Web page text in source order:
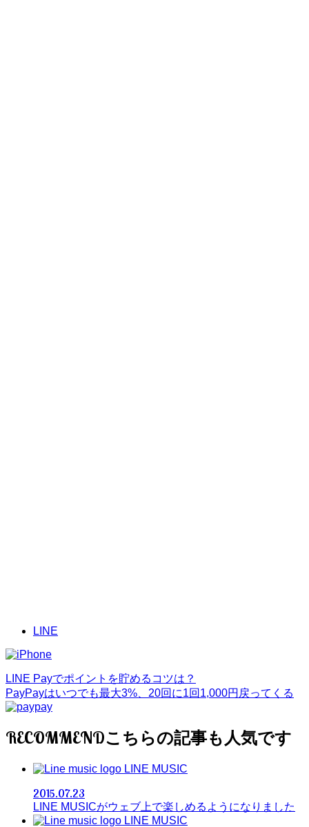
LINE
LINE Payでポイントを貯めるコツは？
PayPayはいつでも最大3%、20回に1回1,000円戻ってくる
RECOMMEND
LINE MUSIC
2015.07.23
LINE MUSICがウェブ上で楽しめるようになりました
LINE MUSIC